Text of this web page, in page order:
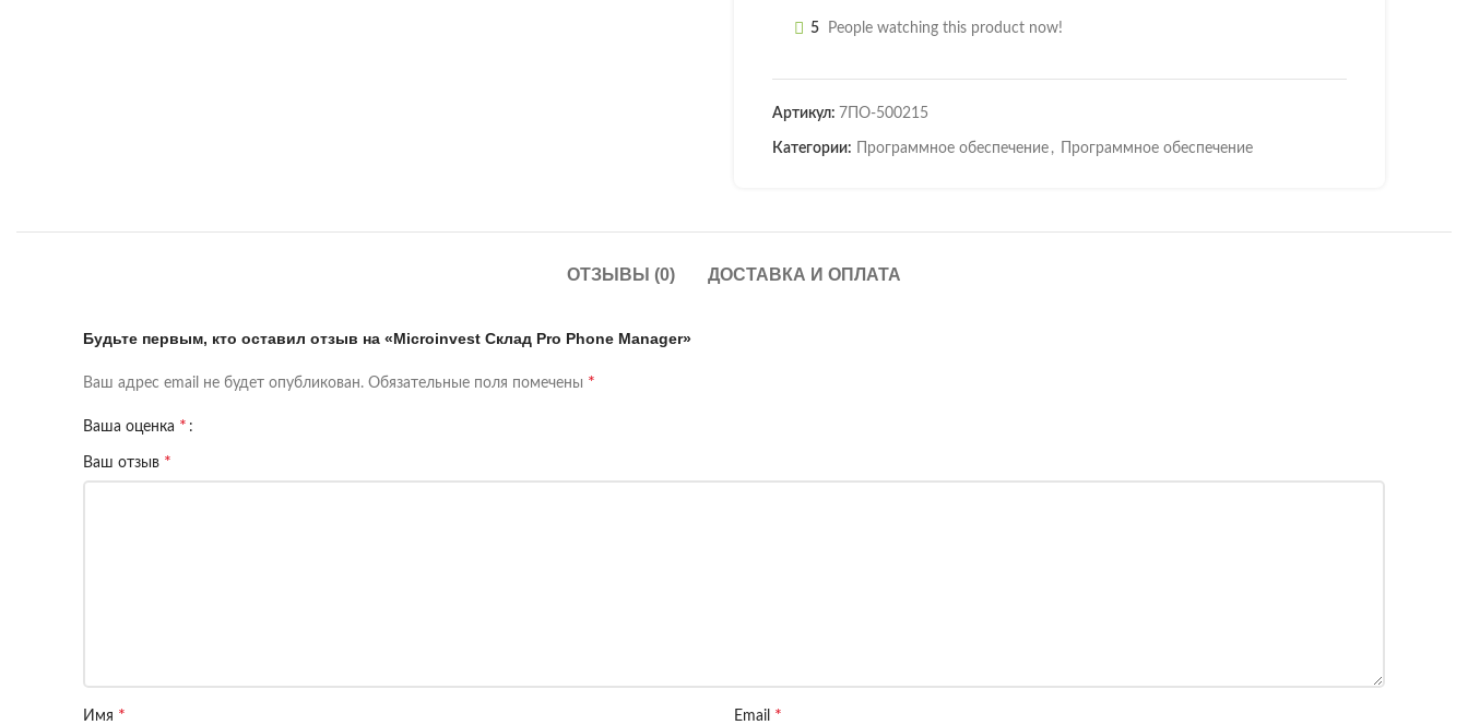
5 People watching this product now!
Артикул: 7ПО-500215
Категории: Программное обеспечение , Программное обеспечение
ОТЗЫВЫ (0) ДОСТАВКА И ОПЛАТА
Будьте первым, кто оставил отзыв на «Microinvest Склад Pro Phone Manager»
Ваш адрес email не будет опубликован. Обязательные поля помечены *
Ваша оценка *
Ваш отзыв *
Имя * Email *